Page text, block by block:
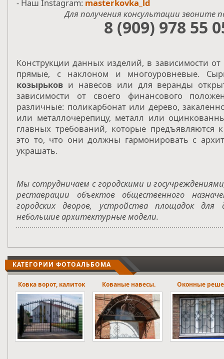
- Наш Instagram: masterkovka_ld
Для получения консультации звоните
8 (909) 978 55
Конструкции данных изделий, в зависимости
прямые, с наклоном и многоуровневые.
козырьков и навесов или для веранды
зависимости от своего финансового
различные: поликарбонат или дерево,
или металлочерепицу, металл или
главных требований, которые предъявляются
это то, что они должны гармонировать с
украшать.
Мы сотрудничаем с городскими и
реставрации объектов общественного
городских дворов, устройства площадок для
небольшие архитектурные модели.
КАТЕГОРИИ ФОТОАЛЬБОМА
Кованые навесы. Оконные решетки